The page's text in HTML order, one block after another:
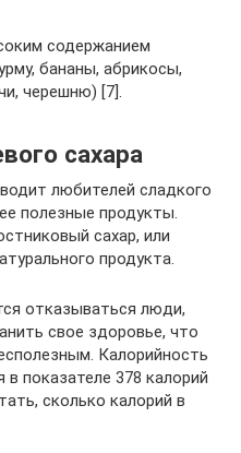
содержанием
бананы, абрикосы,
черешню) [7].
сахара
любителей сладкого
полезные продукты.
сахар, или
продукта.
отказываться люди,
свое здоровье, что
Калорийность
показателе 378 калорий
сколько калорий в